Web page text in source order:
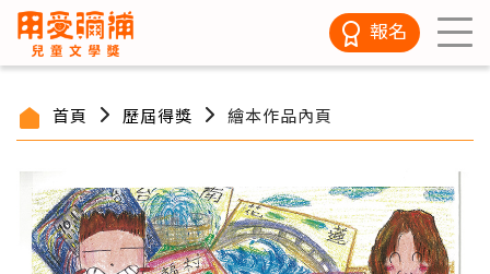
報名
首頁 歷屆得獎 繪本作品內頁